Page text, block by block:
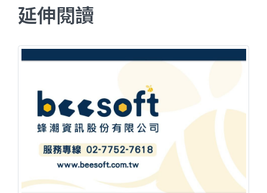
延伸閱讀